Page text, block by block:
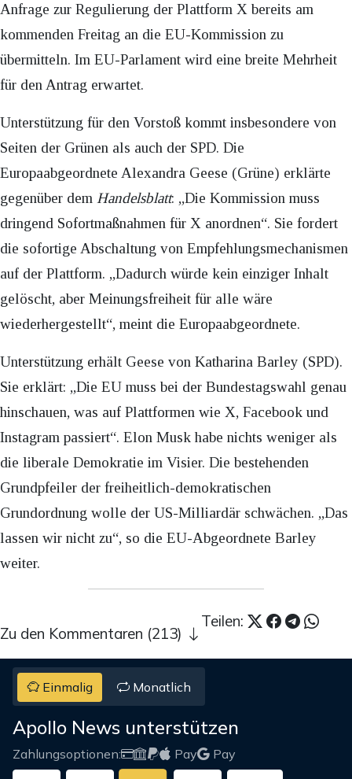
Anfrage zur Regulierung der Plattform X bereits am
kommenden Freitag an die EU-Kommission zu
übermitteln. Im EU-Parlament wird eine breite Mehrheit
für den Antrag erwartet.
Unterstützung für den Vorstoß kommt insbesondere von
Seiten der Grünen als auch der SPD. Die
Europaabgeordnete Alexandra Geese (Grüne) erklärte
gegenüber dem Handelsblatt: „Die Kommission muss
dringend Sofortmaßnahmen für X anordnen“. Sie fordert
die sofortige Abschaltung von Empfehlungsmechanismen
auf der Plattform. „Dadurch würde kein einziger Inhalt
gelöscht, aber Meinungsfreiheit für alle wäre
wiederhergestellt“, meint die Europaabgeordnete.
Unterstützung erhält Geese von Katharina Barley (SPD).
Sie erklärt: „Die EU muss bei der Bundestagswahl genau
hinschauen, was auf Plattformen wie X, Facebook und
Instagram passiert“. Elon Musk habe nichts weniger als
die liberale Demokratie im Visier. Die bestehenden
Grundpfeiler der freiheitlich-demokratischen
Grundordnung wolle der US-Milliardär schwächen. „Das
lassen wir nicht zu“, so die EU-Abgeordnete Barley
weiter.
Teilen:
Zu den Kommentaren (213)
Einmalig Monatlich
Apollo News unterstützen
Zahlungsoptionen: Pay
Pay